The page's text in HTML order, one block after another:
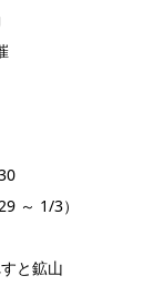
～ 1/3）
と鉱山